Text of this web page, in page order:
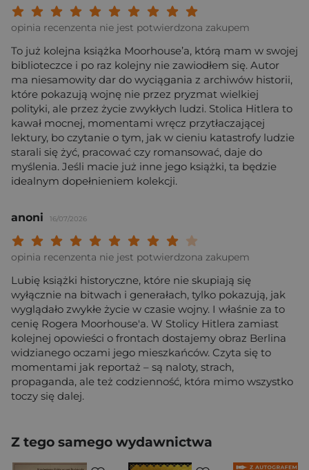
Twoja ocena:
Twoja ocena: Wybitna 9/
Twoja ocena: Rewelacyjna 8/
Twoja ocena: Bardzo dobra 7/10"
Twoja ocena: Dobra 6/10"
Twoja ocena: Przeciętna 5/10"
Twoja ocena: Może być 4/10"
Twoja ocena: Słaba 3/10"
Twoja ocena: Bardzo słaba 2/10"
Twoja ocena: Beznadziejna 1/10"
opinia recenzenta nie jest potwierdzona zakupem
To już kolejna książka Moorhouse’a, którą mam w swojej
biblioteczce i po raz kolejny nie zawiodłem się. Autor
ma niesamowity dar do wyciągania z archiwów historii,
które pokazują wojnę nie przez pryzmat wielkiej
polityki, ale przez życie zwykłych ludzi. Stolica Hitlera to
kawał mocnej, momentami wręcz przytłaczającej
lektury, bo czytanie o tym, jak w cieniu katastrofy ludzie
starali się żyć, pracować czy romansować, daje do
myślenia. Jeśli macie już inne jego książki, ta będzie
idealnym dopełnieniem kolekcji.
anoni 16/07/2026
Twoja ocena:
Twoja ocena: Wybitna 9/
Twoja ocena: Rewelacyjna 8/
Twoja ocena: Bardzo dobra 7/10"
Twoja ocena: Dobra 6/10"
Twoja ocena: Przeciętna 5/10"
Twoja ocena: Może być 4/10"
Twoja ocena: Słaba 3/10"
Twoja ocena: Bardzo słaba 2/10"
Twoja ocena: Beznadziejna 1/10"
opinia recenzenta nie jest potwierdzona zakupem
Lubię książki historyczne, które nie skupiają się
wyłącznie na bitwach i generałach, tylko pokazują, jak
wyglądało zwykłe życie w czasie wojny. I właśnie za to
cenię Rogera Moorhouse'a. W Stolicy Hitlera zamiast
kolejnej opowieści o frontach dostajemy obraz Berlina
widzianego oczami jego mieszkańców. Czyta się to
momentami jak reportaż – są naloty, strach,
propaganda, ale też codzienność, która mimo wszystko
toczy się dalej.
Z tego samego wydawnictwa